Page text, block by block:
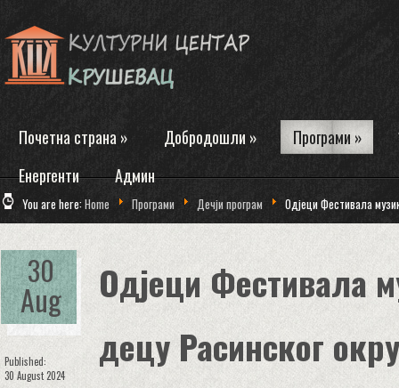
Почетна страна » Добродошли » Програми »
Енергенти
Админ
You are here:Home Програми Дечји програм Од‌јеци Фестивала
30
Aug
Published:
30 August 2024
Од‌јеци Фестивала
децу Расинског